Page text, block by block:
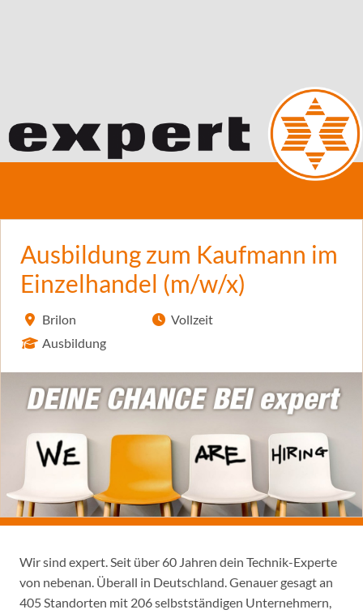
Ausbildung zum Kaufmann im
Einzelhandel (m/w/x)
Brilon
Ausbildung
Vollzeit
Wir sind expert. Seit über 60 Jahren dein Technik-Experte
von nebenan. Überall in Deutschland. Genauer gesagt an
405 Standorten mit 206 selbstständigen Unternehmern,